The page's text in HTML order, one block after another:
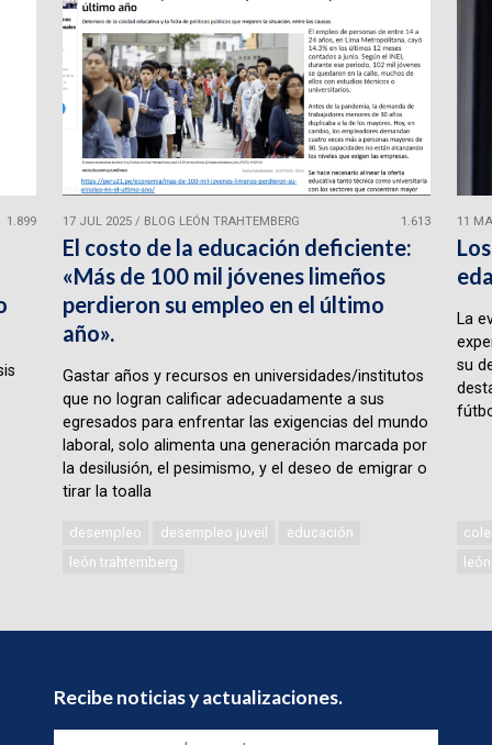
1.899 17 JUL 2025/ BLOG LEÓN TRAHTEMBERG 1.613
El costo de la educación deficiente:
«Más de 100 mil jóvenes limeños
perdieron su empleo en el último
año».
Gastar años y recursos en universidades/institutos
que no logran calificar adecuadamente a sus
egresados para enfrentar las exigencias del mundo
laboral, solo alimenta una generación marcada por
la desilusión, el pesimismo, y el deseo de emigrar o
tirar la toalla
desempleo desempleo juveil
educación
león trahtemberg
11
La
su
Recibe noticias y actualizaciones.